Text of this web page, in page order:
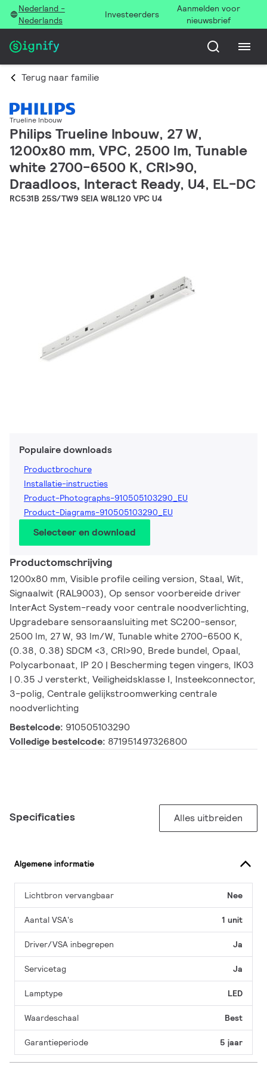
Nederland -
Nederlands
Investeerders
Aanmelden voor
nieuwsbrief
Terug naar familie
Trueline Inbouw
Philips Trueline Inbouw, 27 W,
1200x80 mm, VPC, 2500 lm, Tunable
white 2700-6500 K, CRI>90,
Draadloos, Interact Ready, U4, EL-DC
RC531B 25S/TW9 SEIA W8L120 VPC U4
Populaire downloads
Productbrochure
Installatie-instructies
Product-Photographs-910505103290_EU
Product-Diagrams-910505103290_EU
Selecteer en download
Productomschrijving
1200x80 mm, Visible profile ceiling version, Staal, Wit,
Signaalwit (RAL9003), Op sensor voorbereide driver
InterAct System-ready voor centrale noodverlichting,
Upgradebare sensoraansluiting met SC200-sensor,
2500 lm, 27 W, 93 lm/W, Tunable white 2700-6500 K,
(0.38, 0.38) SDCM <3, CRI>90, Brede bundel, Opaal,
Polycarbonaat, IP 20 | Bescherming tegen vingers, IK03
| 0.35 J versterkt, Veiligheidsklasse I, Insteekconnector,
3-polig, Centrale gelijkstroomwerking centrale
noodverlichting
Bestelcode: 910505103290
Volledige bestelcode: 871951497326800
Specificaties Alles uitbreiden
Algemene informatie
Lichtbron vervangbaar Nee
Aantal VSA's 1 unit
Driver/VSA inbegrepen Ja
Servicetag Ja
Lamptype LED
Waardeschaal Best
Garantieperiode 5 jaar